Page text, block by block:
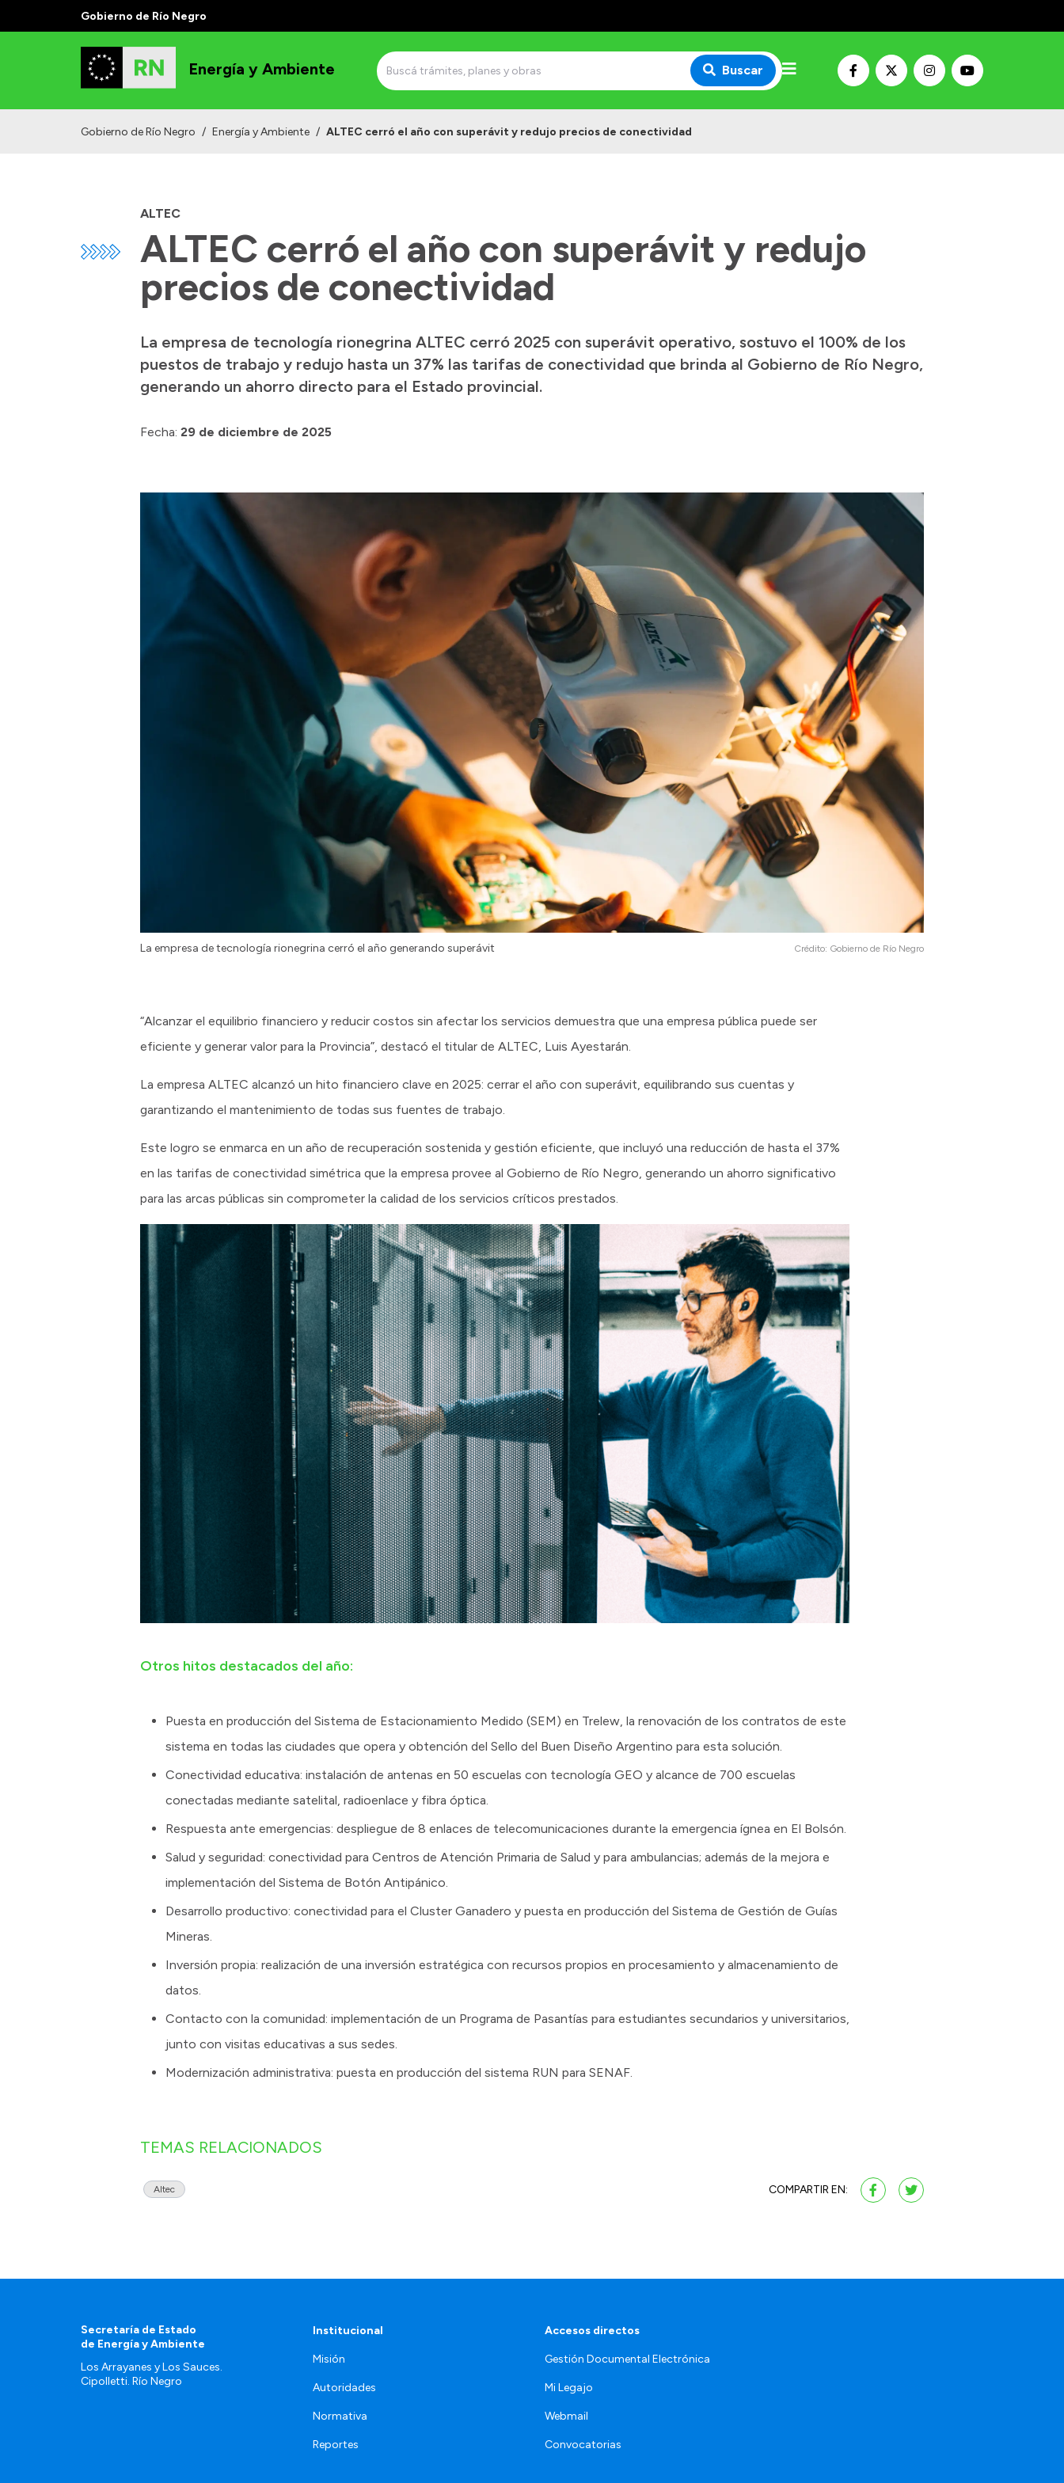
Gobierno de Río Negro
Energía y Ambiente Buscar
Gobierno de Río Negro / Energía y Ambiente / ALTEC cerró el año con superávit y redujo precios de conectividad
ALTEC
ALTEC cerró el año con superávit y redujo
precios de conectividad
La empresa de tecnología rionegrina ALTEC cerró 2025 con superávit operativo, sostuvo el 100% de los
puestos de trabajo y redujo hasta un 37% las tarifas de conectividad que brinda al Gobierno de Río Negro,
generando un ahorro directo para el Estado provincial.
Fecha: 29 de diciembre de 2025
La empresa de tecnología rionegrina cerró el año generando superávit Crédito: Gobierno de Río Negro
“Alcanzar el equilibrio financiero y reducir costos sin afectar los servicios demuestra que una empresa pública puede ser
eficiente y generar valor para la Provincia”, destacó el titular de ALTEC, Luis Ayestarán.
La empresa ALTEC alcanzó un hito financiero clave en 2025: cerrar el año con superávit, equilibrando sus cuentas y
garantizando el mantenimiento de todas sus fuentes de trabajo.
Este logro se enmarca en un año de recuperación sostenida y gestión eficiente, que incluyó una reducción de hasta el 37%
en las tarifas de conectividad simétrica que la empresa provee al Gobierno de Río Negro, generando un ahorro significativo
para las arcas públicas sin comprometer la calidad de los servicios críticos prestados.
Otros hitos destacados del año:
Puesta en producción del Sistema de Estacionamiento Medido (SEM) en Trelew, la renovación de los contratos de este
sistema en todas las ciudades que opera y obtención del Sello del Buen Diseño Argentino para esta solución.
Conectividad educativa: instalación de antenas en 50 escuelas con tecnología GEO y alcance de 700 escuelas
conectadas mediante satelital, radioenlace y fibra óptica.
Respuesta ante emergencias: despliegue de 8 enlaces de telecomunicaciones durante la emergencia ígnea en El Bolsón.
Salud y seguridad: conectividad para Centros de Atención Primaria de Salud y para ambulancias; además de la mejora e
implementación del Sistema de Botón Antipánico.
Desarrollo productivo: conectividad para el Cluster Ganadero y puesta en producción del Sistema de Gestión de Guías
Mineras.
Inversión propia: realización de una inversión estratégica con recursos propios en procesamiento y almacenamiento de
datos.
Contacto con la comunidad: implementación de un Programa de Pasantías para estudiantes secundarios y universitarios,
junto con visitas educativas a sus sedes.
Modernización administrativa: puesta en producción del sistema RUN para SENAF.
TEMAS RELACIONADOS
Altec COMPARTIR EN:
Secretaría de Estado
de Energía y Ambiente
Los Arrayanes y Los Sauces.
Cipolletti. Río Negro
Institucional
Misión
Autoridades
Normativa
Reportes
Accesos directos
Gestión Documental Electrónica
Mi Legajo
Webmail
Convocatorias